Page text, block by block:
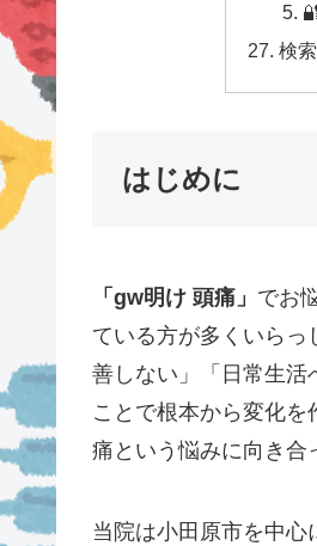
検
はじめに
「gw明け 頭痛」 でお
ている方が多くいら
善しない」「日常生
ことで根本から変化
痛という悩みに向き合
当院は小田原市を中